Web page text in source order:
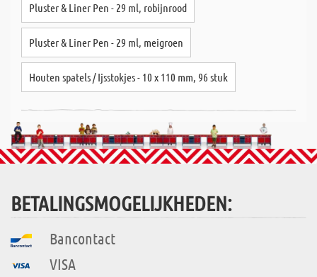
Pluster & Liner Pen - 29 ml, robijnrood
Pluster & Liner Pen - 29 ml, meigroen
Houten spatels / Ijsstokjes - 10 x 110 mm, 96 stuk
BETALINGSMOGELIJKHEDEN:
Bancontact
VISA